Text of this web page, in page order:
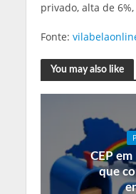
privado, alta de
Fonte:
You may also like
CEP
que